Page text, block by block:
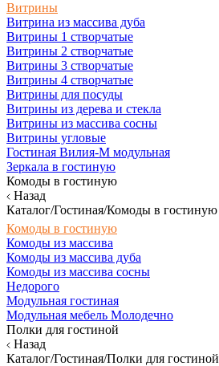
Витрины
Витрина из массива дуба
Витрины 1 створчатые
Витрины 2 створчатые
Витрины 3 створчатые
Витрины 4 створчатые
Витрины для посуды
Витрины из дерева и стекла
Витрины из массива сосны
Витрины угловые
Гостиная Вилия-М модульная
Зеркала в гостиную
Комоды в гостиную
Назад
Каталог/Гостиная/Комоды в гостиную
Комоды в гостиную
Комоды из массива
Комоды из массива дуба
Комоды из массива сосны
Недорого
Модульная гостиная
Модульная мебель Молодечно
Полки для гостиной
Назад
Каталог/Гостиная/Полки для гостиной